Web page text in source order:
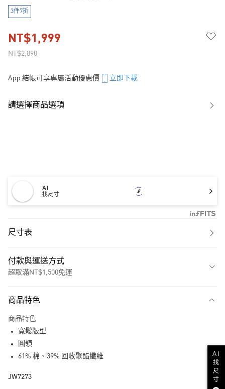
3件7折
NT$2,890
NT$1,999
App 結帳可享專屬活動優惠價 立即下載
請選擇商品選項
AI
找尺寸
尺寸表
付款與運送方式
超取滿NT$1,500免運
LINE Pay
商品特色
商品特色
寬鬆版型
圓領
61% 棉、39% 回收聚酯纖維
JW7273
AI
找
尺
寸